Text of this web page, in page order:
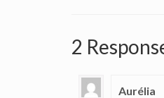
2
Aurélia